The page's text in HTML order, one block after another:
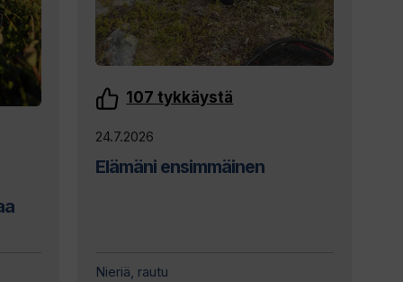
107 tykkäystä
24.7.2026
Elämäni ensimmäinen
Nieriä, rautu